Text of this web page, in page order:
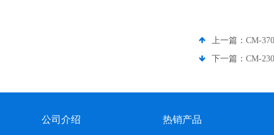
上一篇： CM-
下一篇： CM-
公司介绍 热销产品